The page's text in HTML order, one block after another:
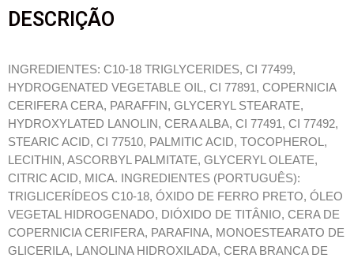
DESCRIÇÃO
INGREDIENTES: C10-18 TRIGLYCERIDES, CI 77499,
HYDROGENATED VEGETABLE OIL, CI 77891, COPERNICIA
CERIFERA CERA, PARAFFIN, GLYCERYL STEARATE,
HYDROXYLATED LANOLIN, CERA ALBA, CI 77491, CI 77492,
STEARIC ACID, CI 77510, PALMITIC ACID, TOCOPHEROL,
LECITHIN, ASCORBYL PALMITATE, GLYCERYL OLEATE,
CITRIC ACID, MICA. INGREDIENTES (PORTUGUÊS):
TRIGLICERÍDEOS C10-18, ÓXIDO DE FERRO PRETO, ÓLEO
VEGETAL HIDROGENADO, DIÓXIDO DE TITÂNIO, CERA DE
COPERNICIA CERIFERA, PARAFINA, MONOESTEARATO DE
GLICERILA, LANOLINA HIDROXILADA, CERA BRANCA DE